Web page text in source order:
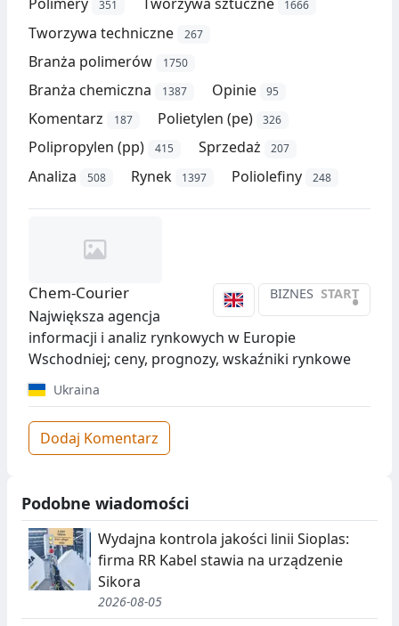
Polimery 351 Tworzywa sztuczne 1666
Tworzywa techniczne 267
Branża polimerów 1750
Branża chemiczna 1387 Opinie 95
Komentarz 187 Polietylen (pe) 326
Polipropylen (pp) 415 Sprzedaż 207
Analiza 508 Rynek 1397 Poliolefiny 248
BIZNES START
•
Chem-Courier
Największa agencja
informacji i analiz rynkowych w Europie
Wschodniej; ceny, prognozy, wskaźniki rynkowe
Ukraina
Dodaj Komentarz
Podobne wiadomości
Wydajna kontrola jakości linii Sioplas:
firma RR Kabel stawia na urządzenie
Sikora
2026-08-05